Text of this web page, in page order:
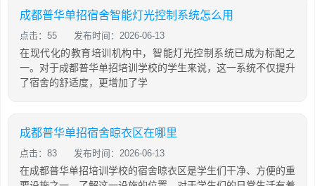
成都普华单招宿舍智能灯光控制系统怎么用
点击：55 发布时间：2026-06-13
在现代化的教育培训机构中，智能灯光控制系统已成为标配之
一。对于成都普华单招培训学校的学生来说，这一系统不仅提升
了宿舍的舒适度，更增加了学
成都普华单招宿舍晾衣区在哪里
点击：83 发布时间：2026-06-13
在成都普华单招培训学校的宿舍晾衣区是学生们干净、方便的重